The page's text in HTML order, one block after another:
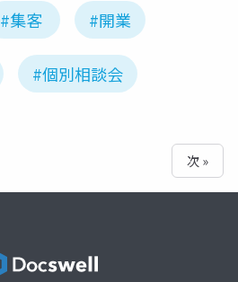
#集客 #開業
#個別相談会
次 »